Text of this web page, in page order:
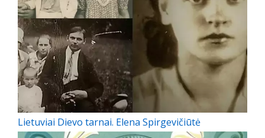
Lietuviai Dievo tarnai. Elena Spirgevičiūtė